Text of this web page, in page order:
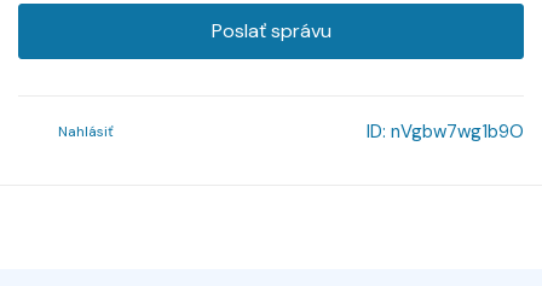
Poslať správu
Nahlásiť ID: nVgbw7wg1b9O